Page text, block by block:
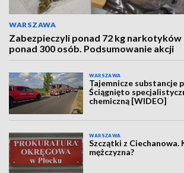
WARSZAWA
Zabezpieczyli ponad 72 kg
ponad 300 osób. Podsumowanie akcji
WARSZAWA
Tajemnicze substancje
Ściągnięto
chemiczną [WIDEO]
WARSZAWA
Szczątki z Ciechanowa.
mężczyzna?